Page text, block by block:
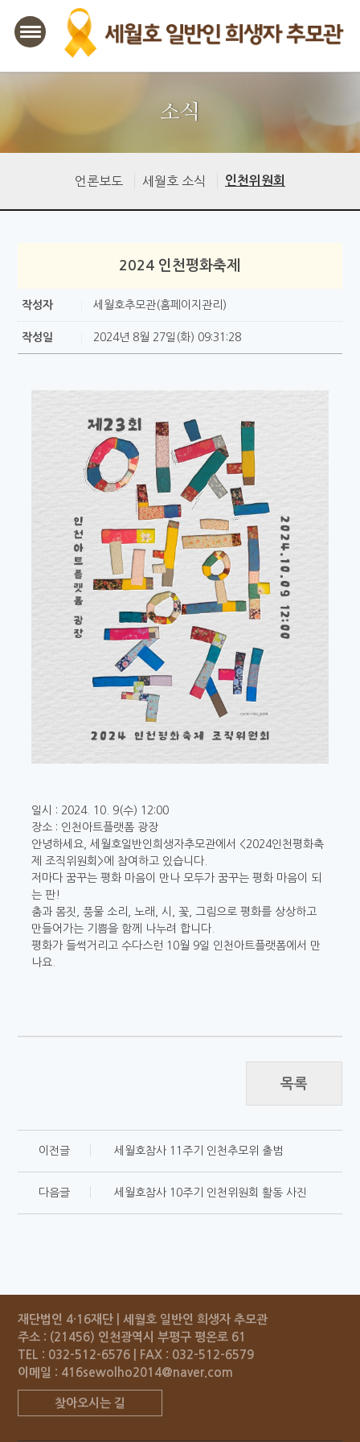
소식
언론보도 세월호 소식 인천위원회
2024 인천평화축제
작성자 세월호추모관(홈페이지관리)
작성일 2024년 8월 27일(화) 09:31:28
일시 : 2024. 10. 9(수) 12:00
장소 : 인천아트플랫폼 광장
안녕하세요, 세월호일반인희생자추모관에서 <2024인천평화축
제 조직위원회>에 참여하고 있습니다.
저마다 꿈꾸는 평화 마음이 만나 모두가 꿈꾸는 평화 마음이 되
는 판!
춤과 몸짓, 풍물 소리, 노래, 시, 꽃, 그림으로 평화를 상상하고
만들어가는 기쁨을 함께 나누려 합니다.
평화가 들썩거리고 수다스런 10월 9일 인천아트플랫폼에서 만
나요.
목록
이전글 세월호참사 11주기 인천추모위 출범
다음글 세월호참사 10주기 인천위원회 활동 사진
재단법인 4·16재단 | 세월호 일반인 희생자 추모관
주소 : (21456) 인천광역시 부평구 평온로 61
TEL : 032-512-6576 | FAX : 032-512-6579
이메일 : 416sewolho2014@naver.com
찾아오시는 길